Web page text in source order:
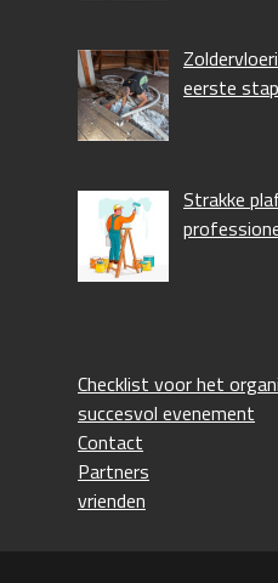
eerste
Strakke
Checklist voor het
succesvol evenement
Contact
Partners
vrienden